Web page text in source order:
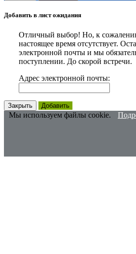
Добавить в лист ожидания
Отличный выбор! Но, к
настоящее время отсутствует.
электронной почты и мы
поступлении. До скорой встречи.
Адрес электронной почты:
Закрыть Добавить
Мы используем файлы cookie.